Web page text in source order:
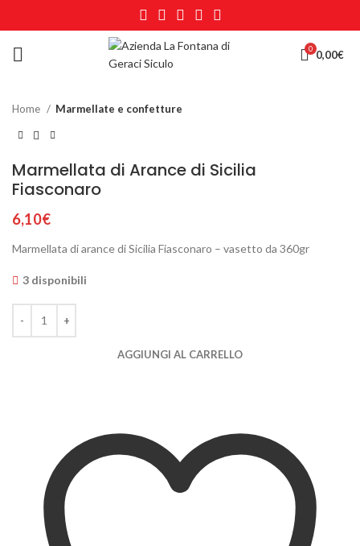
0 0,00€
Click to enlarge
Home Marmellate e confetture
Marmellata di Arance di Sicilia
Fiasconaro
6,10€
Marmellata di arance di Sicilia Fiasconaro – vasetto da 360gr
3 disponibili
AGGIUNGI AL CARRELLO